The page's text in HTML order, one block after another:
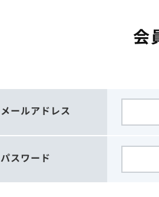
会
メールアドレス
パスワード